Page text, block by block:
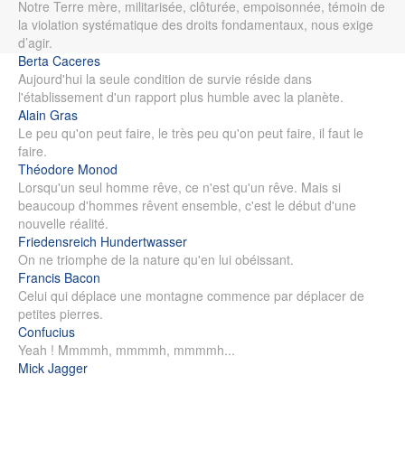
Notre Terre mère, militarisée, clôturée, empoisonnée, témoin de
la violation systématique des droits fondamentaux, nous exige
d’agir.
Berta Caceres
Aujourd'hui la seule condition de survie réside dans
l'établissement d'un rapport plus humble avec la planète.
Alain Gras
Le peu qu'on peut faire, le très peu qu'on peut faire, il faut le
faire.
Théodore Monod
Lorsqu'un seul homme rêve, ce n'est qu'un rêve. Mais si
beaucoup d'hommes rêvent ensemble, c'est le début d'une
nouvelle réalité.
Friedensreich Hundertwasser
On ne triomphe de la nature qu'en lui obéissant.
Francis Bacon
Celui qui déplace une montagne commence par déplacer de
petites pierres.
Confucius
Yeah ! Mmmmh, mmmmh, mmmmh...
Mick Jagger